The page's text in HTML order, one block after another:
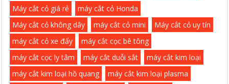
Máy cắt cỏ giá rẻ
máy cắt cỏ Honda
Máy cắt cỏ không dây
máy cắt cỏ mini
Máy cắt cỏ uy tín
máy cắt cỏ xe đẩy
máy cắt cọc bê tông
máy cắt cọc ly tâm
máy cắt duỗi sắt
máy cắt kim loại
máy cắt kim loại hồ quang
máy cắt kim loại plasma